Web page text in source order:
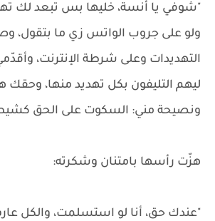
"شوفي يا أنسة، خليها بس تبعد لك
ولو على جروب الواتس زي ما بتقول،
التهديدات وعلى شرطة الإنترنت،
ليهم التليفون بكل تهديد منها، وحقك
ونصيحة مني: السكوت على الحق
هزّت رأسها بامتنان وشكرته:
"عندك حق، أنا لو استسلمت، والكل